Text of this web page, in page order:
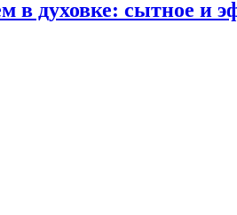
в духовке: сытное и